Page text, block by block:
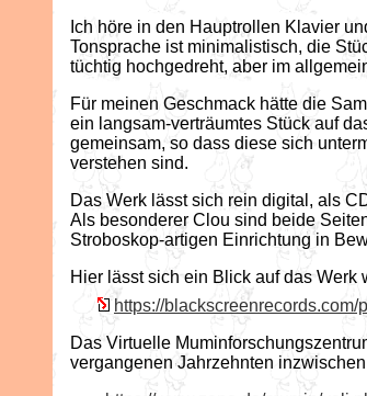
Ich höre in den Hauptrollen Klavier
Tonsprache ist minimalistisch, die
tüchtig hochgedreht, aber im
Für meinen Geschmack hätte die
ein langsam-verträumtes Stück auf
gemeinsam, so dass diese sich
verstehen sind.
Das Werk lässt sich rein digital, als
Als besonderer Clou sind beide
Stroboskop-artigen Einrichtung in
Hier lässt sich ein Blick auf das Werk
https://
Das Virtuelle
vergangenen Jahrzehnten